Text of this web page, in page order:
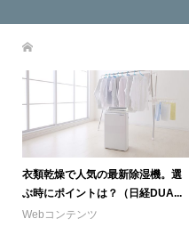
衣類乾燥で人気の最新除湿機。選
ぶ時にポイントは？（日経DUA...
Webコンテンツ